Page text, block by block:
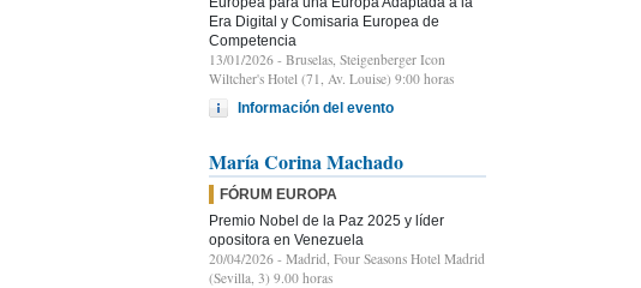
Era Digital y Comisaria Europea de
Competencia
13/01/2026 - Bruselas, Steigenberger Icon
Wiltcher's Hotel (71, Av. Louise) 9:00 horas
Información del evento
María Corina Machado
FÓRUM EUROPA
Premio Nobel de la Paz 2025 y líder
opositora en Venezuela
20/04/2026 - Madrid, Four Seasons Hotel Madrid
(Sevilla, 3) 9.00 horas